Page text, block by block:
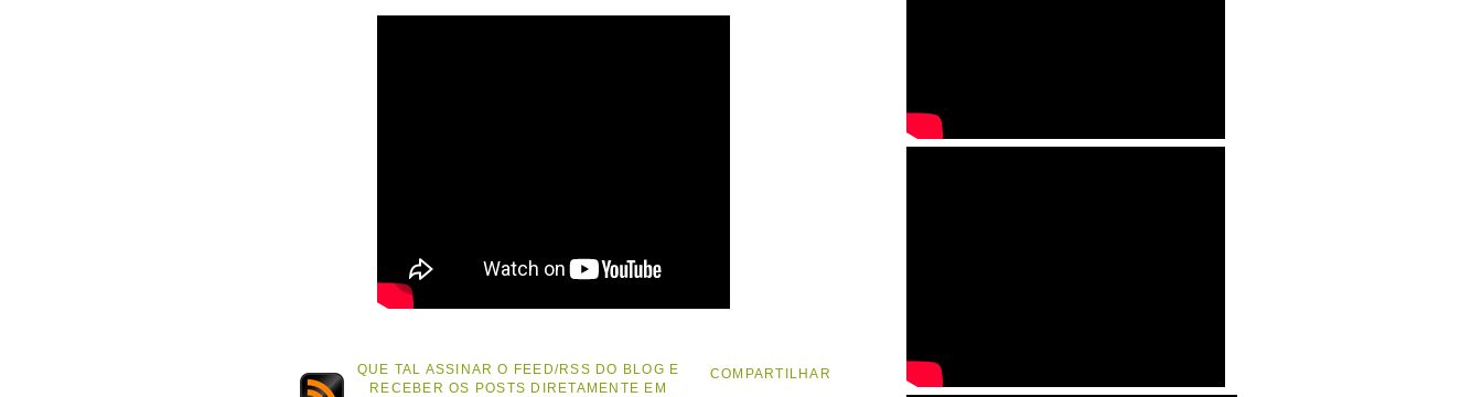
COMPARTILHAR
QUE TAL ASSINAR O FEED/RSS DO BLOG E
RECEBER OS POSTS DIRETAMENTE EM